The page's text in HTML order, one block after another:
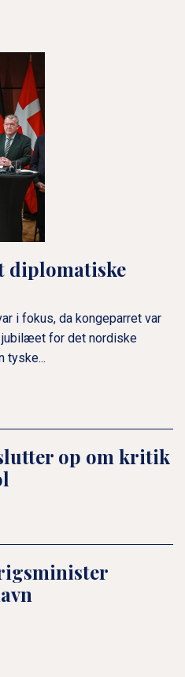
diplomatiske
i fokus, da kongeparret var
for det nordiske
tyske...
op om kritik